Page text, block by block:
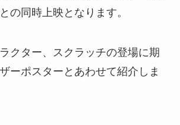
の同時上映となります。
クター、スクラッチの登場に期
ーポスターとあわせて紹介しま